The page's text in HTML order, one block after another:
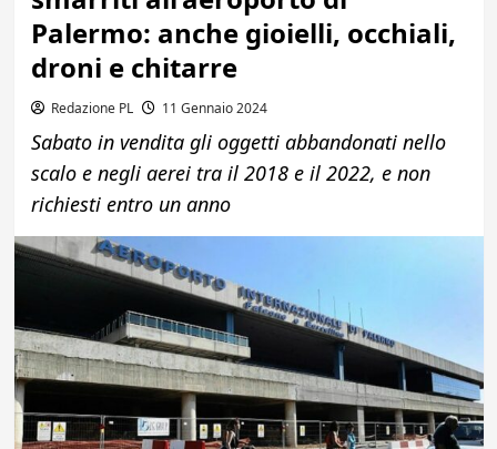
Palermo: anche gioielli, occhiali,
droni e chitarre
Redazione PL 11 Gennaio 2024
Sabato in vendita gli oggetti abbandonati nello
scalo e negli aerei tra il 2018 e il 2022, e non
richiesti entro un anno